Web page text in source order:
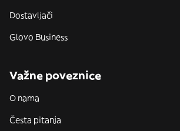
Dostavljači
Glovo Business
Važne poveznice
O nama
Česta pitanja